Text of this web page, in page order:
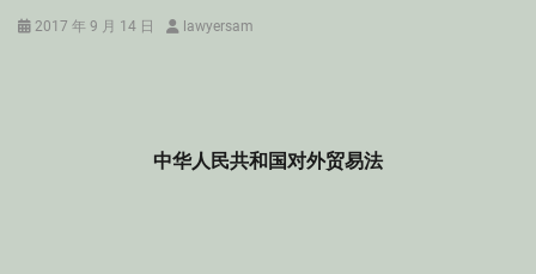
Posted
2017 年 9 月 14 日 Authorlawyersam
中华人民共和国对外贸易法